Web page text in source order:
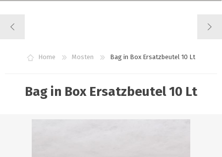
WUNSCHLISTE
0
Home Mosten Bag in Box Ersatzbeutel 10 Lt
Bag in Box Ersatzbeutel 10 Lt